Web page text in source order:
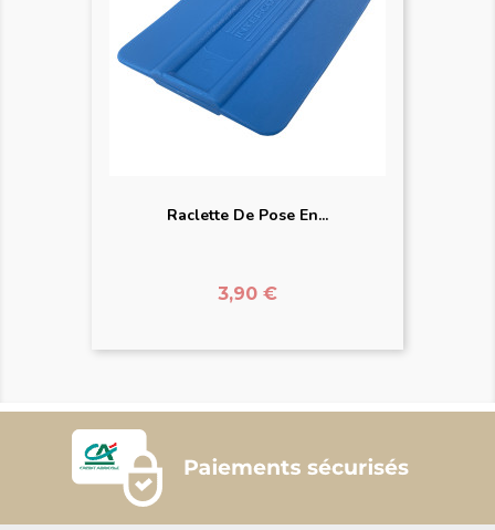
Raclette De Pose En...
Prix
3,90 €